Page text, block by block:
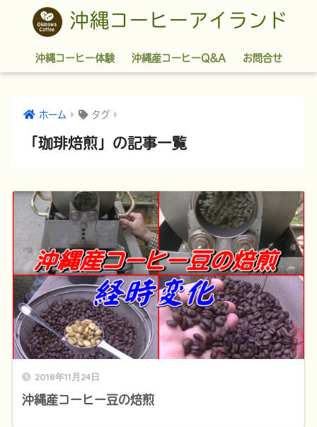
沖縄コーヒーアイランド
沖縄コーヒー体験 沖縄産コーヒーQ&A お問合せ
ホーム タグ
「珈琲焙煎」の記事一覧
2018年11月24日
沖縄産コーヒー豆の焙煎